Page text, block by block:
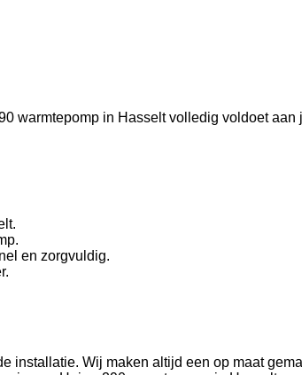
warmtepomp in Hasselt volledig voldoet aan
en zorgvuldig.
installatie. Wij maken altijd een op maat